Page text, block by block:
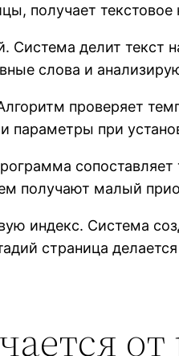
получает
делит текст
слова и
проверяет
при
сопоставляет
получают малый
индекс. Система
страница